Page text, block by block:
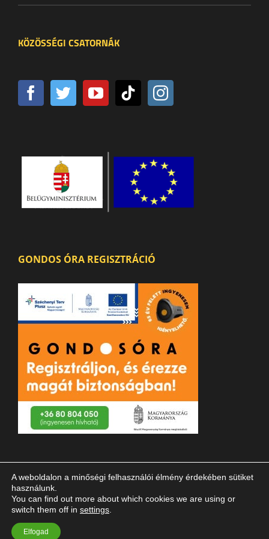
KÖZÖSSÉGI CSATORNÁK
GONDOS ÓRA REGISZTRÁCIÓ
© 2023 Magyar Vakok és Gyengénlátók Országos Szövetsége
A weboldalon a minőségi felhasználói élmény érdekében sütiket
használunk.
You can find out more about which cookies we are using or
switch them off in settings
Elfogad